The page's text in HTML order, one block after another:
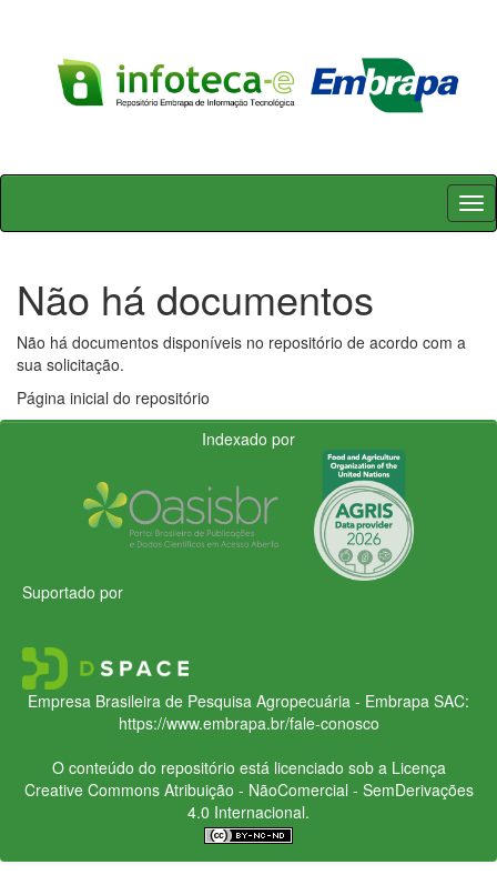
Skip
Não há documentos
Não há documentos disponíveis no repositório de acordo com a
sua solicitação.
Página inicial do repositório
Indexado por
Suportado por
Empresa Brasileira de Pesquisa Agropecuária - Embrapa SAC:
https://www.embrapa.br/fale-conosco
O conteúdo do repositório está licenciado sob a Licença
Creative CommonsAtribuição - NãoComercial - SemDerivações
4.0 Internacional.